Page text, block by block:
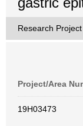
Research Project
Project/Area
19H03473